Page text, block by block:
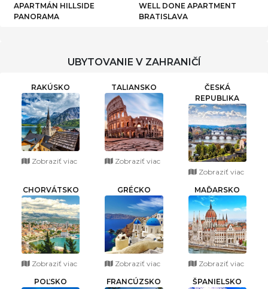
APARTMÁN HILLSIDE
PANORAMA
WELL DONE APARTMENT
BRATISLAVA
UBYTOVANIE V ZAHRANIČÍ
RAKÚSKO
Zobraziť viac
TALIANSKO
Zobraziť viac
ČESKÁ
REPUBLIKA
Zobraziť viac
CHORVÁTSKO
Zobraziť viac
GRÉCKO
Zobraziť viac
MAĎARSKO
Zobraziť viac
POĽSKO FRANCÚZSKO ŠPANIELSKO